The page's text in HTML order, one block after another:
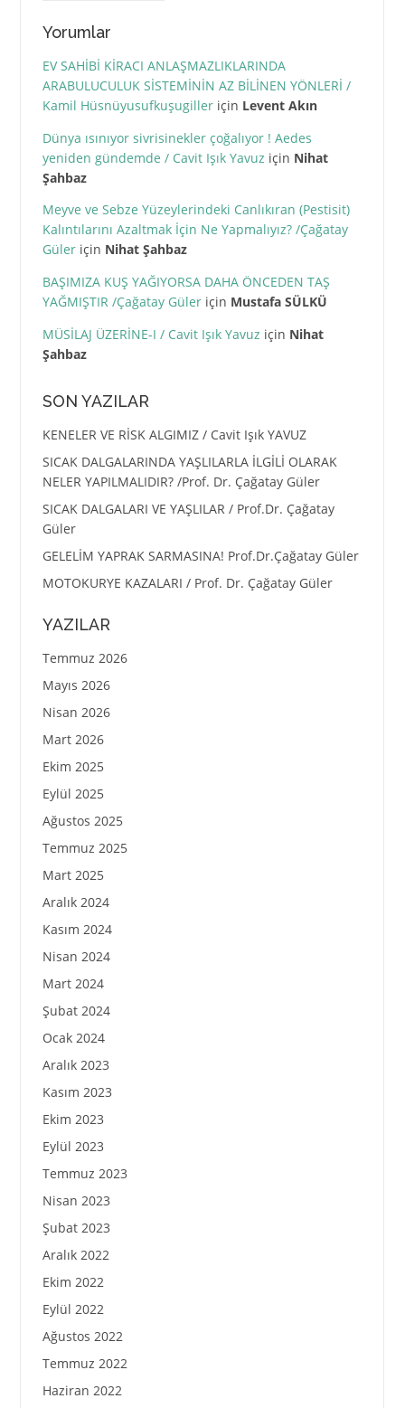
Yorumlar
EV SAHİBİ KİRACI ANLAŞMAZLIKLARINDA
ARABULUCULUK SİSTEMİNİN AZ BİLİNEN YÖNLERİ /
Kamil Hüsnüyusufkuşugilleriçin Levent Akın
Dünya ısınıyor sivrisinekler çoğalıyor ! Aedes
yeniden gündemde / Cavit Işık Yavuz için Nihat
Şahbaz
Meyve ve Sebze Yüzeylerindeki Canlıkıran (Pestisit)
Kalıntılarını Azaltmak İçin Ne Yapmalıyız? /Çağatay
Güleriçin Nihat Şahbaz
BAŞIMIZA KUŞ YAĞIYORSA DAHA ÖNCEDEN TAŞ
YAĞMIŞTIR /Çağatay Güleriçin Mustafa SÜLKÜ
MÜSİLAJ ÜZERİNE-I / Cavit Işık Yavuz için Nihat
Şahbaz
SON YAZILAR
KENELER VE RİSK ALGIMIZ / Cavit Işık YAVUZ
SICAK DALGALARINDA YAŞLILARLA İLGİLİ OLARAK
NELER YAPILMALIDIR? /Prof. Dr. Çağatay Güler
SICAK DALGALARI VE YAŞLILAR / Prof.Dr. Çağatay
Güler
GELELİM YAPRAK SARMASINA! Prof.Dr.Çağatay Güler
MOTOKURYE KAZALARI / Prof. Dr. Çağatay Güler
YAZILAR
Temmuz 2026
Mayıs 2026
Nisan 2026
Mart 2026
Ekim 2025
Eylül 2025
Ağustos 2025
Temmuz 2025
Mart 2025
Aralık 2024
Kasım 2024
Nisan 2024
Mart 2024
Şubat 2024
Ocak 2024
Aralık 2023
Kasım 2023
Ekim 2023
Eylül 2023
Temmuz 2023
Nisan 2023
Şubat 2023
Aralık 2022
Ekim 2022
Eylül 2022
Ağustos 2022
Temmuz 2022
Haziran 2022